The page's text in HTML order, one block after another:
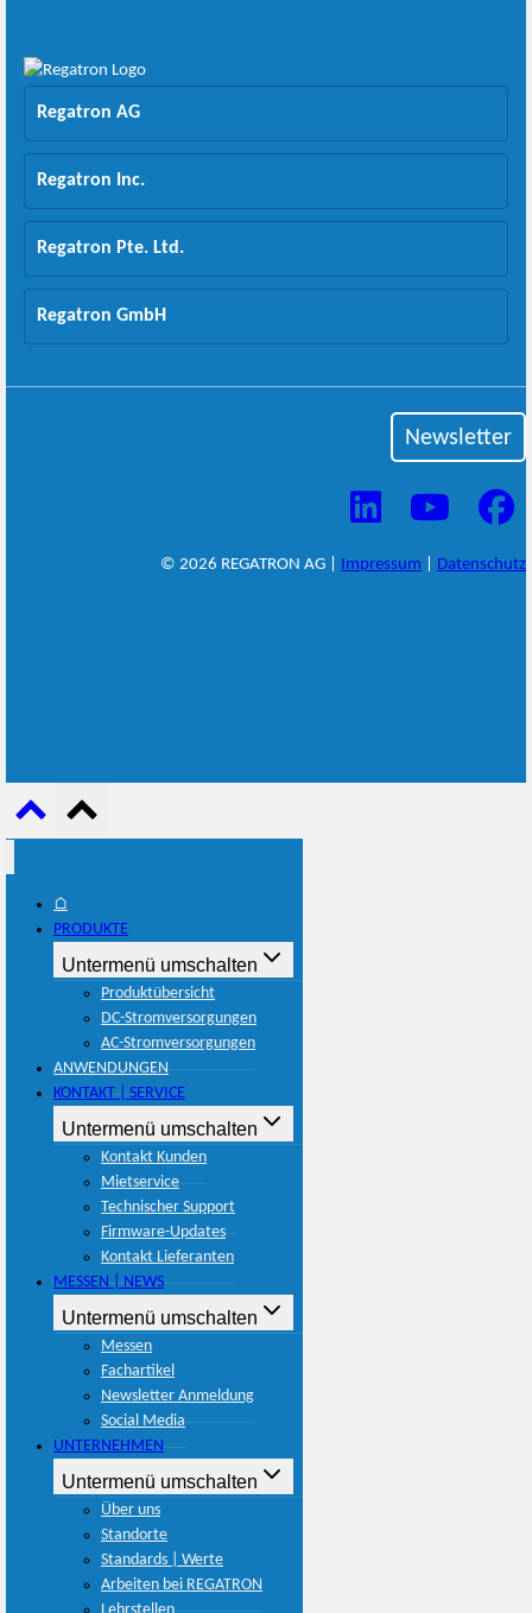
Regatron AG
Regatron Inc.
Regatron Pte. Ltd.
Regatron GmbH
Newsletter
© 2026 REGATRON AG | Impressum Datenschutz
⌂
PRODUKTE
Untermenü umschalten
Produktübersicht
DC-Stromversorgungen
AC-Stromversorgungen
ANWENDUNGEN
KONTAKT | SERVICE
Untermenü umschalten
Kontakt Kunden
Mietservice
Technischer Support
Firmware-Updates
Kontakt Lieferanten
MESSEN | NEWS
Untermenü umschalten
Messen
Fachartikel
Newsletter Anmeldung
Social Media
UNTERNEHMEN
Untermenü umschalten
Über uns
Standorte
Standards | Werte
Arbeiten bei REGATRON